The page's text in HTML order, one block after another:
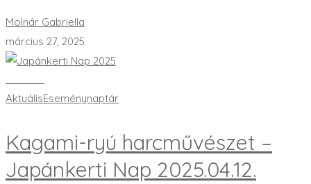
Molnár Gabriella
március 27, 2025
AktuálisEseménynaptár
Kagami-ryú harcművészet –
Japánkerti Nap 2025.04.12.